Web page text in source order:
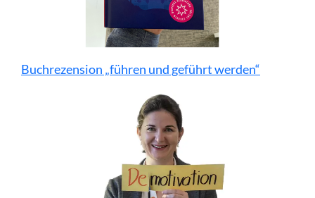
Buchrezension „führen und geführt werden“